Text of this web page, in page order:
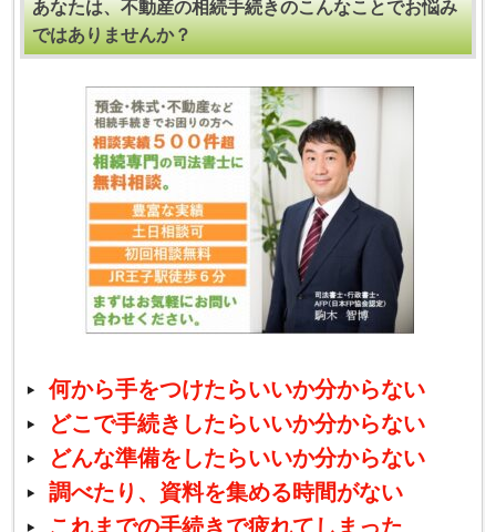
あなたは、不動産の相続手続きのこんなことでお悩み
ではありませんか？
何から手をつけたらいいか分からない
どこで手続きしたらいいか分からない
どんな準備をしたらいいか分からない
調べたり、資料を集める時間がない
これまでの手続きで疲れてしまった